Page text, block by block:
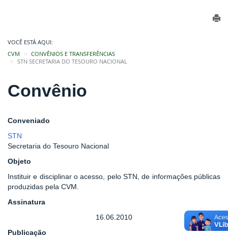
VOCÊ ESTÁ AQUI:
CVM
CONVÊNIOS E TRANSFERÊNCIAS
STN SECRETARIA DO TESOURO NACIONAL
Convênio
Conveniado
STN
Secretaria do Tesouro Nacional
Objeto
Instituir e disciplinar o acesso, pelo STN, de informações públicas
produzidas pela CVM.
Assinatura
16.06.2010
Publicação